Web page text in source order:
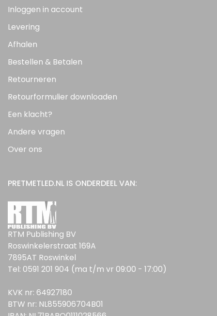
Inloggen in account
Levering
Afhalen
Bestellen & Betalen
Retourneren
Retourformulier downloaden
Een klacht?
Andere vragen
Over ons
PRETMETLED.NL IS ONDERDEEL VAN:
RTM Publishing BV
Roswinkelerstraat 169A
7895AT Roswinkel
Tel: 0591 201 904 (ma t/m vr 09:00 - 17:00)
KVK nr: 64927180
BTW nr: NL855906704B01